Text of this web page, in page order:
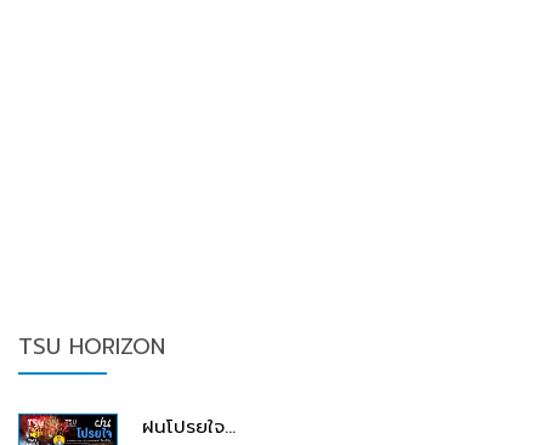
TSU HORIZON
ฝนโปรยใจ...